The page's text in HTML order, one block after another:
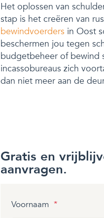
Het oplossen van
stap is het creëren van
bewindvoerders in Oost
beschermen jou tegen
budgetbeheer of bewind
incassobureaus zich
dan niet meer aan de
Gratis en
aanvragen.
Voornaam *